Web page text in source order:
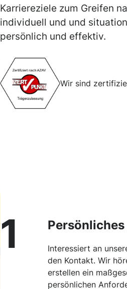
Karriereziele zum Greifen
individuell und und
persönlich und effektiv.
Wir sind
1
Interessiert an
den Kontakt. Wir
erstellen ein
persönlichen